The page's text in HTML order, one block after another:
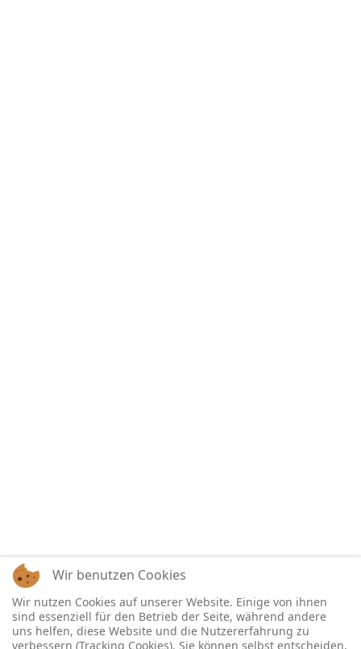
Wir benutzen Cookies
Wir nutzen Cookies auf unserer Website. Einige von ihnen
sind essenziell für den Betrieb der Seite, während andere
uns helfen, diese Website und die Nutzererfahrung zu
verbessern (Tracking Cookies). Sie können selbst entscheiden,